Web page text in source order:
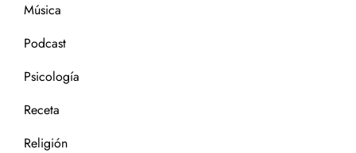
Música
Podcast
Psicología
Receta
Religión